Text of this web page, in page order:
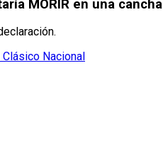
MORIR en una cancha
Nacional